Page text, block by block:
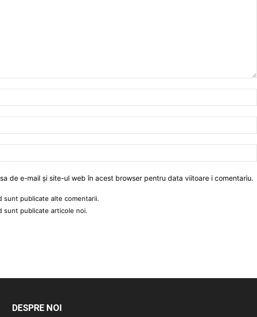
de e-mail și site-ul web în acest browser pentru data viitoare i comentariu.
sunt publicate alte comentarii.
sunt publicate articole noi.
DESPRE NOI